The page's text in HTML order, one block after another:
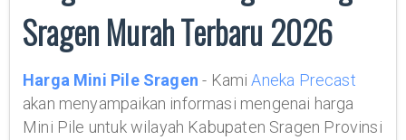
Sragen Murah Terbaru 2026
Harga Mini Pile Sragen - KamiAneka Precast
akan menyampaikan informasi mengenai harga
Mini Pile untuk wilayah Kabupaten Sragen Provinsi